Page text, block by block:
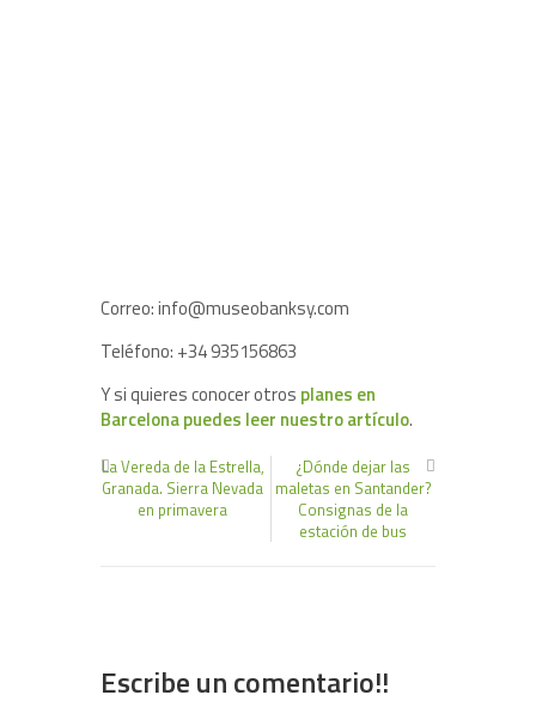
Correo: info@museobanksy.com
Teléfono: +34 935156863
Y si quieres conocer otros planes en
Barcelona puedes leer nuestro artículo.
La Vereda de la Estrella,
Granada. Sierra Nevada
en primavera
¿Dónde dejar las
maletas en Santander?
Consignas de la
estación de bus
Escribe un comentario!!